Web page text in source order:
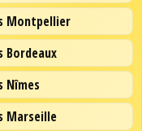
Montpellier
Nîmes
Marseille